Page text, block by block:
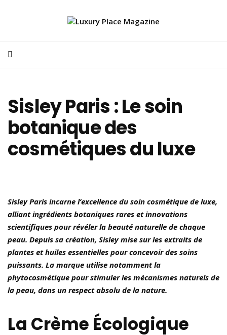
Sisley Paris : Le soin
botanique des
cosmétiques du luxe
Sisley Paris incarne l’excellence du soin cosmétique de luxe,
alliant ingrédients botaniques rares et innovations
scientifiques pour révéler la beauté naturelle de chaque
peau. Depuis sa création, Sisley mise sur les extraits de
plantes et huiles essentielles pour concevoir des soins
puissants. La marque utilise notamment la
phytocosmétique pour stimuler les mécanismes naturels de
la peau, dans un respect absolu de la nature.
La Crème Écologique